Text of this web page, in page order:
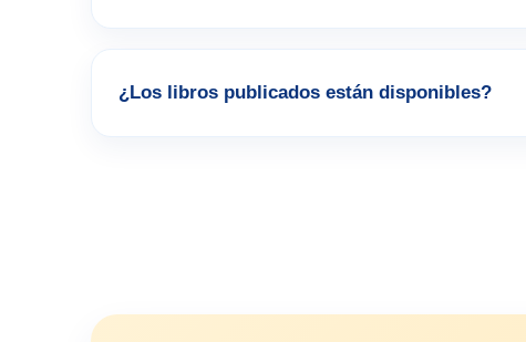
¿Los libros publicados están disponibles?